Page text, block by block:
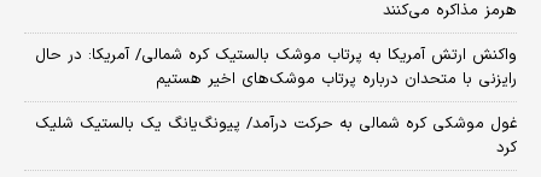
هرمز مذاکره می‌کنند
واکنش ارتش آمریکا به پرتاب موشک بالستیک کره شمالی/ آمریکا: در حال
رایزنی با متحدان درباره پرتاب موشک‌های اخیر هستیم
غول موشکی کره شمالی به حرکت درآمد/ پیونگ‌یانگ یک بالستیک شلیک
کرد